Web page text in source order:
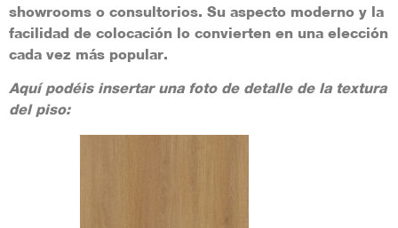
showrooms o consultorios. Su aspecto moderno y la
facilidad de colocación lo convierten en una elección
cada vez más popular.
Aquí podéis insertar una foto de detalle de la textura
del piso: